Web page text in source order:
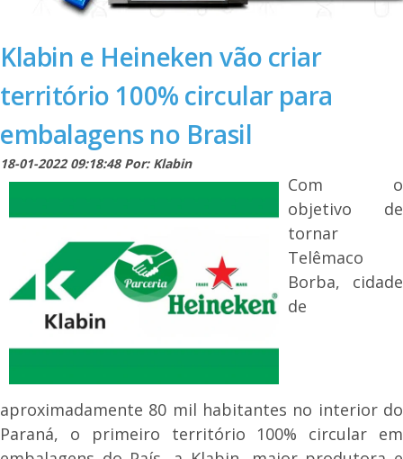
Klabin e Heineken vão criar
território 100% circular para
embalagens no Brasil
18-01-2022 09:18:48 Por: Klabin
Com o
objetivo de
tornar
Telêmaco
Borba, cidade
de
aproximadamente 80 mil habitantes no interior do
Paraná, o primeiro território 100% circular em